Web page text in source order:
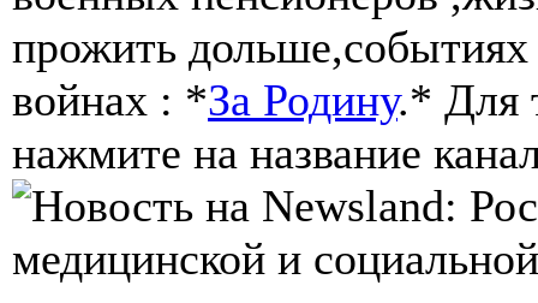
прожить
войнах : *За Родину.* Для
нажмите на название